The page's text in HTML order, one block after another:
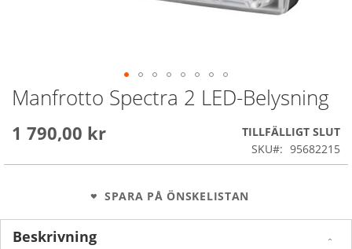
Manfrotto Spectra 2 LED-Belysning
1 790,00 kr
TILLFÄLLIGT SLUT
SKU
95682215
SPARA PÅ ÖNSKELISTAN
Skip
to
beginning
the
Beskrivning